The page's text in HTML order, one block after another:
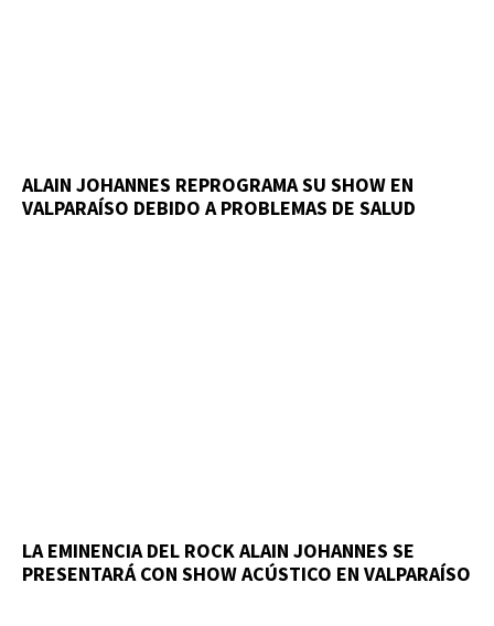
ALAIN JOHANNES REPROGRAMA SU SHOW EN
VALPARAÍSO DEBIDO A PROBLEMAS DE SALUD
LA EMINENCIA DEL ROCK ALAIN JOHANNES SE
PRESENTARÁ CON SHOW ACÚSTICO EN VALPARAÍSO